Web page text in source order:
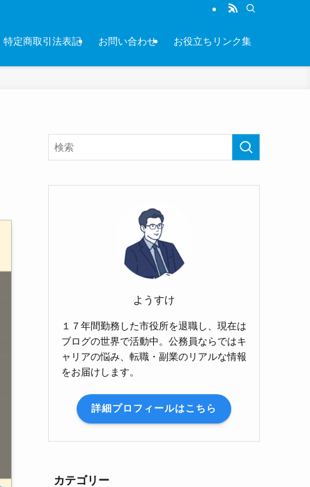
特定商取引法表記 お問い合わせ お役立ちリンク集
ようすけ
１７年間勤務した市役所を退職し、現在は
ブログの世界で活動中。公務員ならではキ
ャリアの悩み、転職・副業のリアルな情報
をお届けします。
詳細プロフィールはこちら
カテゴリー